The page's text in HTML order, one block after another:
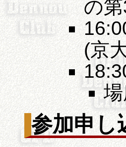
の
(京
参加申し